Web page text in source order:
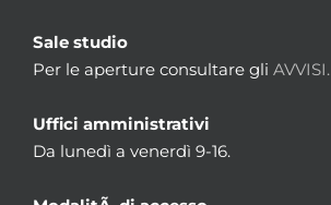
Sale studio
Per le aperture consultare gli AVVISI.
Uffici amministrativi
Da lunedì a venerdì 9-16.